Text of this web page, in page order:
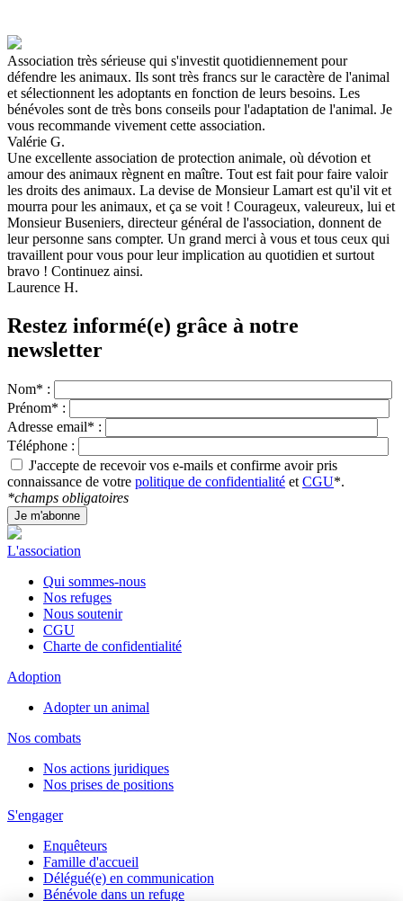
Association très sérieuse qui s'investit quotidiennement pour
défendre les animaux. Ils sont très francs sur le caractère de l'animal
et sélectionnent les adoptants en fonction de leurs besoins. Les
bénévoles sont de très bons conseils pour l'adaptation de l'animal. Je
vous recommande vivement cette association.
Valérie G.
Une excellente association de protection animale, où dévotion et
amour des animaux règnent en maître. Tout est fait pour faire valoir
les droits des animaux. La devise de Monsieur Lamart est qu'il vit et
mourra pour les animaux, et ça se voit ! Courageux, valeureux, lui et
Monsieur Buseniers, directeur général de l'association, donnent de
leur personne sans compter. Un grand merci à vous et tous ceux qui
travaillent pour vous pour leur implication au quotidien et surtout
bravo ! Continuez ainsi.
Laurence H.
Restez informé(e) grâce à notre
newsletter
Nom* :
Prénom* :
Adresse email* :
Téléphone :
J'accepte de recevoir vos e-mails et confirme avoir pris
connaissance de votre politique de confidentialité et CGU*.
*champs obligatoires
L'association
Qui sommes-nous
Nos refuges
Nous soutenir
CGU
Charte de confidentialité
Adoption
Adopter un animal
Nos combats
Nos actions juridiques
Nos prises de positions
S'engager
Enquêteurs
Famille d'accueil
Délégué(e) en communication
Bénévole dans un refuge